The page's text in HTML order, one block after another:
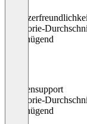
Kategorie-
Ungenügend
Kundensupport
Kategorie-
Ungenügend